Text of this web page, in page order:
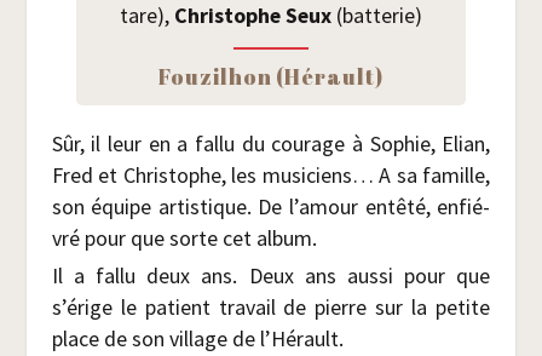
tare), Chris­tophe Seux(bat­te­rie)
Fou­zil­hon (Hérault)
Sûr, il leur en a fal­lu du cou­rage à Sophie, Elian,
Fred et Chris­tophe, les musi­ciens… A sa famille,
son équipe artis­tique. De l’amour entê­té, enfié­
vré pour que sorte cet album.
Il a fal­lu deux ans. Deux ans aus­si pour que
s’érige le patient tra­vail de pierre sur la petite
place de son vil­lage de l’Hérault.